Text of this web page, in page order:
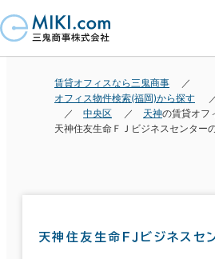
賃貸オフィスなら三鬼商事
オフィス物件検索(福岡)から探す
中央区
天神の賃貸オフ
天神住友生命ＦＪビジネスセンター
天神住友生命ＦＪビジネスセ